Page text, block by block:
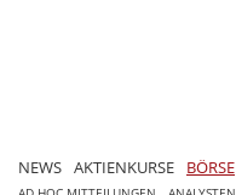
NEWS AKTIENKURSE BÖRSE